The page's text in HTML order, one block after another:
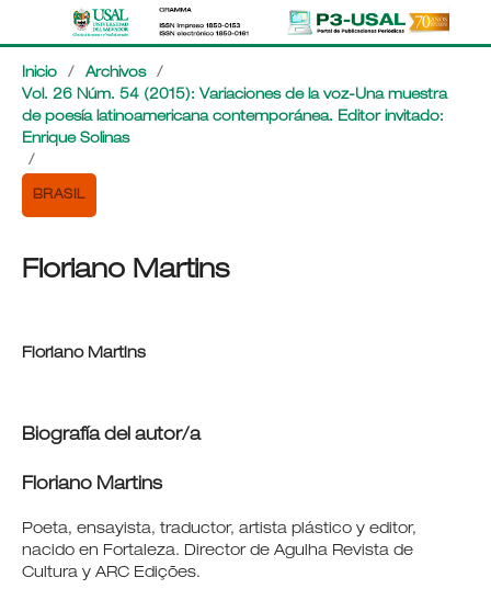
Inicio / Archivos
/
Vol. 26 Núm. 54 (2015): Variaciones de la voz-Una muestra
de poesía latinoamericana contemporánea. Editor invitado:
Enrique Solinas
/
BRASIL
Floriano Martins
Floriano Martins
Biografía del autor/a
Floriano Martins
Poeta, ensayista, traductor, artista plástico y editor,
nacido en Fortaleza. Director de Agulha Revista de
Cultura y ARC Edições.